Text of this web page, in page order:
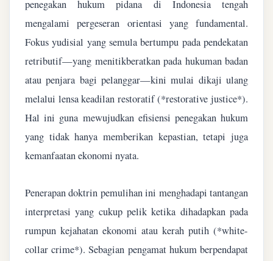
penegakan hukum pidana di Indonesia tengah
mengalami pergeseran orientasi yang fundamental.
Fokus yudisial yang semula bertumpu pada pendekatan
retributif—yang menitikberatkan pada hukuman badan
atau penjara bagi pelanggar—kini mulai dikaji ulang
melalui lensa keadilan restoratif (*restorative justice*).
Hal ini guna mewujudkan efisiensi penegakan hukum
yang tidak hanya memberikan kepastian, tetapi juga
kemanfaatan ekonomi nyata.
Penerapan doktrin pemulihan ini menghadapi tantangan
interpretasi yang cukup pelik ketika dihadapkan pada
rumpun kejahatan ekonomi atau kerah putih (*white-
collar crime*). Sebagian pengamat hukum berpendapat